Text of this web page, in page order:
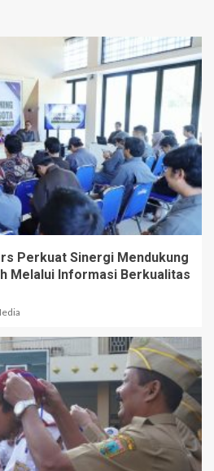
Perkuat Sinergi Mendukung
Melalui Informasi Berkualitas